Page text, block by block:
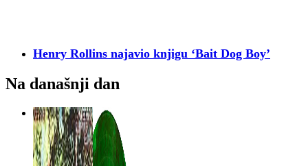
Henry Rollins najavio knjigu ‘Bait Dog Boy’
Na današnji dan